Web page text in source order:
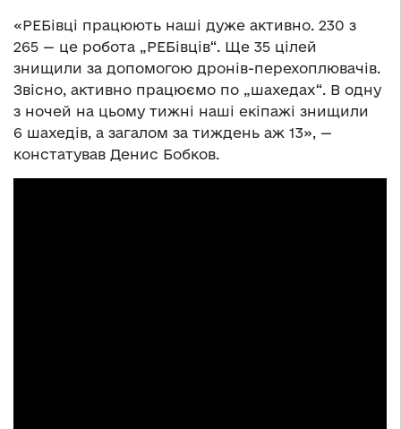
«РЕБівці працюють наші дуже активно. 230 з
265 — це робота „РЕБівців“. Ще 35 цілей
знищили за допомогою дронів-перехоплювачів.
Звісно, активно працюємо по „шахедах“. В одну
з ночей на цьому тижні наші екіпажі знищили
6 шахедів, а загалом за тиждень аж 13», —
констатував Денис Бобков.